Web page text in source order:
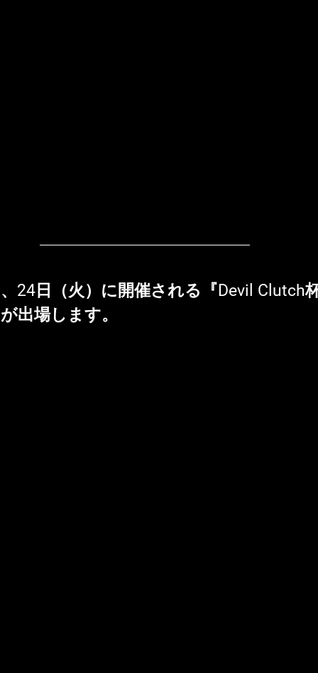
24日（火）に開催される『Devil Clutch
が出場します。